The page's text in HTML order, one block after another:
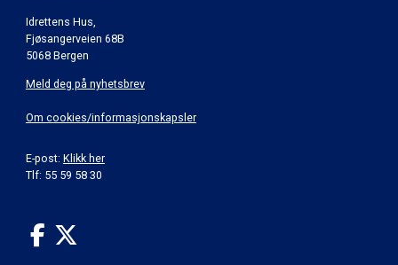
Idrettens Hus,
Fjøsangerveien 68B
5068 Bergen
Meld deg på nyhetsbrev
Om cookies/informasjonskapsler
E-post: Klikk her
Tlf: 55 59 58 30